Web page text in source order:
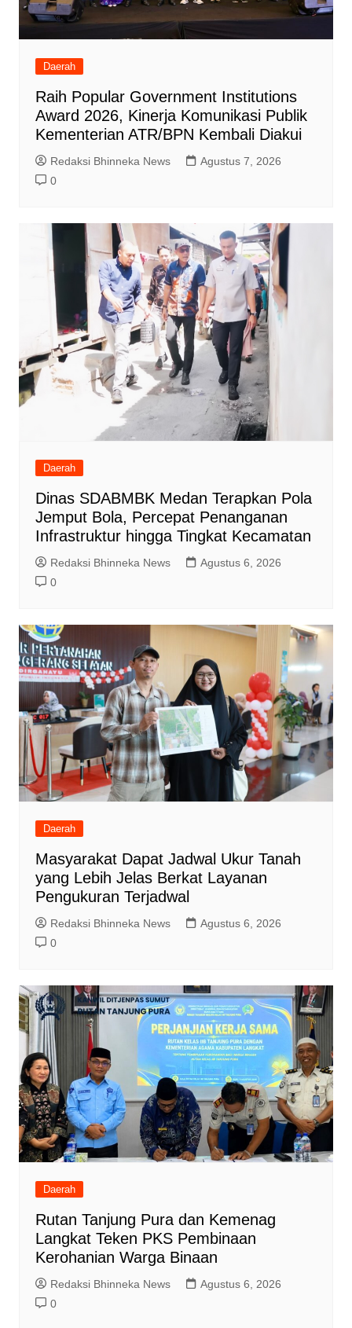
Daerah
Raih Popular Government Institutions
Award 2026, Kinerja Komunikasi Publik
Kementerian ATR/BPN Kembali Diakui
Redaksi Bhinneka News
Agustus 7, 2026
0
Daerah
Dinas SDABMBK Medan Terapkan Pola
Jemput Bola, Percepat Penanganan
Infrastruktur hingga Tingkat Kecamatan
Redaksi Bhinneka News
Agustus 6, 2026
0
Daerah
Masyarakat Dapat Jadwal Ukur Tanah
yang Lebih Jelas Berkat Layanan
Pengukuran Terjadwal
Redaksi Bhinneka News
Agustus 6, 2026
0
Daerah
Rutan Tanjung Pura dan Kemenag
Langkat Teken PKS Pembinaan
Kerohanian Warga Binaan
Redaksi Bhinneka News
Agustus 6, 2026
0